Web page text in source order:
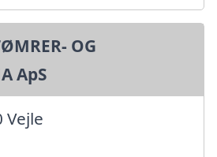
OG
ApS
Vejle